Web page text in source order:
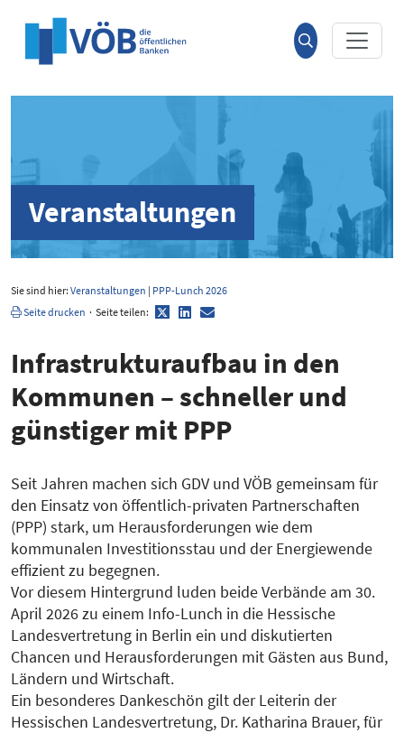
Suche
öffnen
Veranstaltungen
Sie sind hier: Veranstaltungen | PPP-Lunch 2026
Seite drucken · Seite teilen: TwitterLinkedIn
E-
Mail
Infra­struk­tur­aufbau in den
Kommunen – schneller und
günstiger mit PPP
Seit Jahren machen sich GDV und VÖB gemeinsam für
den Einsatz von öffentlich-privaten Partnerschaften
(PPP) stark, um Herausforderungen wie dem
kommunalen Investitionsstau und der Energiewende
effizient zu begegnen.
Vor diesem Hintergrund luden beide Verbände am 30.
April 2026 zu einem Info-Lunch in die Hessische
Landesvertretung in Berlin ein und diskutierten
Chancen und Herausforderungen mit Gästen aus Bund,
Ländern und Wirtschaft.
Ein besonderes Dankeschön gilt der Leiterin der
Hessischen Landesvertretung, Dr. Katharina Brauer, für